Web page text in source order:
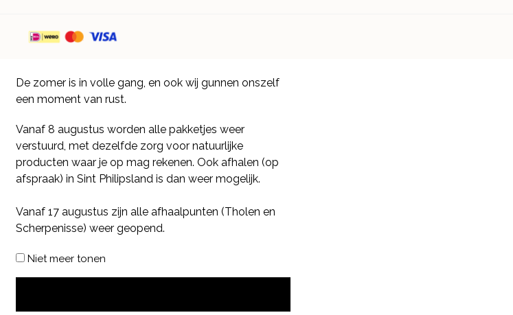
De zomer is in volle gang, en ook wij gunnen onszelf
een moment van rust.
Vanaf 8 augustus worden alle pakketjes weer
verstuurd, met dezelfde zorg voor natuurlijke
producten waar je op mag rekenen. Ook afhalen (op
afspraak) in Sint Philipsland is dan weer mogelijk.
Vanaf 17 augustus zijn alle afhaalpunten (Tholen en
Scherpenisse) weer geopend.
Niet meer tonen